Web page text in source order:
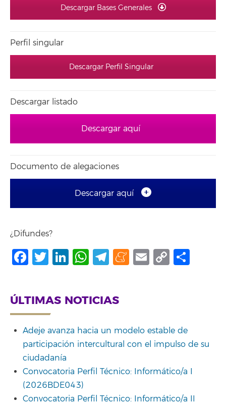
Descargar Bases Generales
Perfil singular
Descargar Perfil Singular
Descargar listado
Descargar aquí
Documento de alegaciones
Descargar aquí
¿Difundes?
Facebook
Twitter
LinkedIn
WhatsApp
Telegram
Meneame
Email
Copy
ÚLTIMAS NOTICIAS
Adeje avanza hacia un modelo estable de
participación intercultural con el impulso de su
ciudadanía
Convocatoria Perfil Técnico: Informático/a I
(2026BDE043)
Convocatoria Perfil Técnico: Informático/a II